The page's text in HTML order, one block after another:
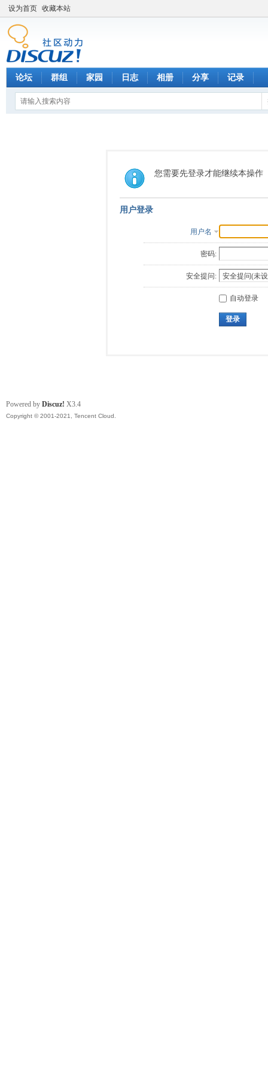
设为首页 收藏本站
论坛 群组 家园 日志 相册 分享 记录
您需要先登录才能继续本操作
用户登录
用户名
密码:
安全提问:
自动登录
登录
Powered by Discuz! X3.4
Copyright © 2001-2021, Tencent Cloud.